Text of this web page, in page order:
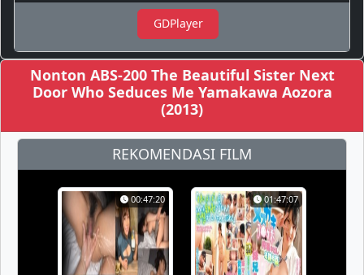
GDPlayer
Nonton ABS-200 The Beautiful Sister Next
Door Who Seduces Me Yamakawa Aozora
(2013)
REKOMENDASI FILM
00:47:20 01:47:07